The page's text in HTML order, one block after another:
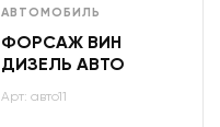
АВТОМОБИЛЬ
ФОРСАЖ ВИН
ДИЗЕЛЬ АВТО
Арт: авто11